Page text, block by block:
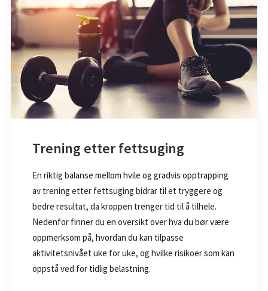
Trening etter fettsuging
En riktig balanse mellom hvile og gradvis opptrapping
av trening etter fettsuging bidrar til et tryggere og
bedre resultat, da kroppen trenger tid til å tilhele.
Nedenfor finner du en oversikt over hva du bør være
oppmerksom på, hvordan du kan tilpasse
aktivitetsnivået uke for uke, og hvilke risikoer som kan
oppstå ved for tidlig belastning.